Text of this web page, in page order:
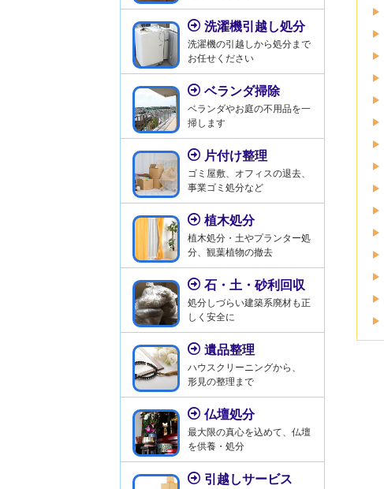
洗濯機引越し処分
洗濯機の引越しから処分まで
お任せください
ベランダ掃除
ベランダやお庭の不用品を一
掃します
片付け整理
ゴミ屋敷、オフィスの退去、
事業ゴミ処分など
植木処分
植木処分・土やプランター処
分、観葉植物の撤去
石・土・砂利回収
処分しづらい建築系廃材も正
しく安全に
遺品整理
ハウスクリーニングから、
形見の整理まで
仏壇処分
最大限の真心を込めて、仏壇
を供養・処分
引越しサービス